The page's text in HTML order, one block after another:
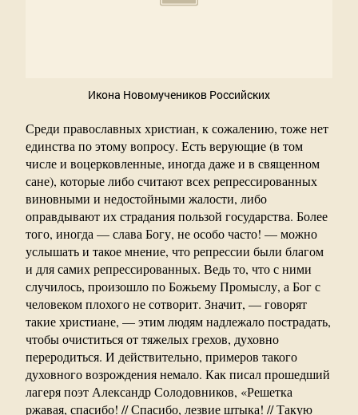
Икона Новомучеников Российских
Среди православных христиан, к сожалению, тоже нет
единства по этому вопросу. Есть верующие (в том
числе и воцерковленные, иногда даже и в священном
сане), которые либо считают всех репрессированных
виновными и недостойными жалости, либо
оправдывают их страдания пользой государства. Более
того, иногда — слава Богу, не особо часто! — можно
услышать и такое мнение, что репрессии были благом
и для самих репрессированных. Ведь то, что с ними
случилось, произошло по Божьему Промыслу, а Бог с
человеком плохого не сотворит. Значит, — говорят
такие христиане, — этим людям надлежало пострадать,
чтобы очиститься от тяжелых грехов, духовно
переродиться. И действительно, примеров такого
духовного возрождения немало. Как писал прошедший
лагеря поэт Александр Солодовников, «Решетка
ржавая, спасибо! // Спасибо, лезвие штыка! // Такую